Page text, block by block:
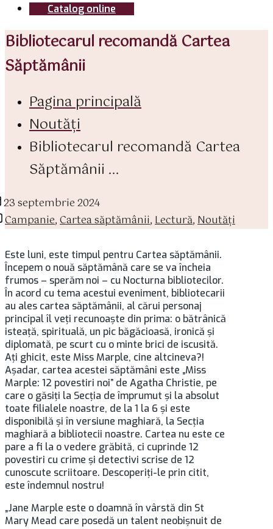
Catalog online
Bibliotecarul recomandă Cartea
Săptămânii
Pagina principală
Noutăți
Bibliotecarul recomandă Cartea
Săptămânii ...
23 septembrie 2024
Campanie,Cartea săptămânii,Lectură,Noutăți
Este luni, este timpul pentru Cartea săptămânii.
Începem o nouă săptămână care se va încheia
frumos – sperăm noi – cu Nocturna bibliotecilor.
În acord cu tema acestui eveniment, bibliotecarii
au ales cartea săptămânii, al cărui personaj
principal îl veţi recunoaşte din prima: o bătrânică
isteaţă, spirituală, un pic băgăcioasă, ironică şi
diplomată, pe scurt cu o minte brici de iscusită.
Aţi ghicit, este Miss Marple, cine altcineva?!
Aşadar, cartea acestei săptămâni este „Miss
Marple: 12 povestiri noi” de Agatha Christie, pe
care o găsiţi la Secţia de împrumut şi la absolut
toate filialele noastre, de la 1 la 6 şi este
disponibilă şi în versiune maghiară, la Secţia
maghiară a bibliotecii noastre. Cartea nu este ce
pare a fi la o vedere grăbită, ci cuprinde 12
povestiri cu crime şi detectivi scrise de 12
cunoscute scriitoare. Descoperiţi-le prin citit,
este îndemnul nostru!
„Jane Marple este o doamnă în vârstă din St
Mary Mead care posedă un talent neobişnuit de